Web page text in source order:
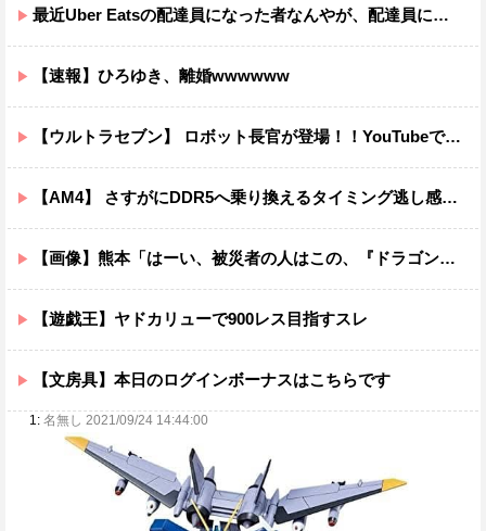
最近Uber Eatsの配達員になった者なんやが、配達員に何か要望があったら教えてくれ
【速報】ひろゆき、離婚wwwwww
【ウルトラセブン】 ロボット長官が登場！！YouTubeで「第四惑星の悪夢」を配信中！！
【AM4】 さすがにDDR5へ乗り換えるタイミング逃し感が半端ない
【画像】熊本「はーい、被災者の人はこの、『ドラゴンボールの家』みたいな奴の中で過ごしてねー」
【遊戯王】ヤドカリューで900レス目指すスレ
【文房具】本日のログインボーナスはこちらです
1: 名無し 2021/09/24 14:44:00